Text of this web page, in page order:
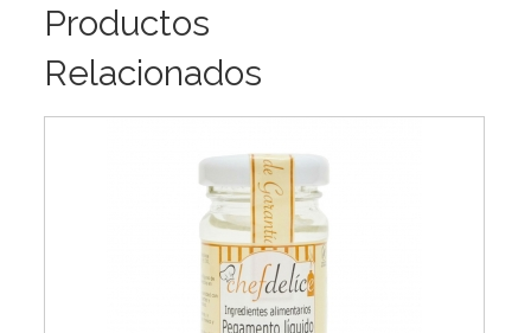
Productos
Relacionados